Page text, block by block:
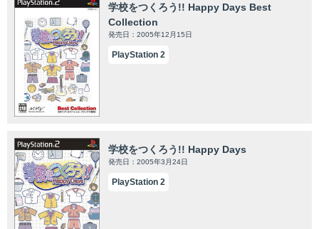
学校をつくろう!! Happy Days Best
Collection
発売日：2005年12月15日
PlayStation 2
学校をつくろう!! Happy Days
発売日：2005年3月24日
PlayStation 2